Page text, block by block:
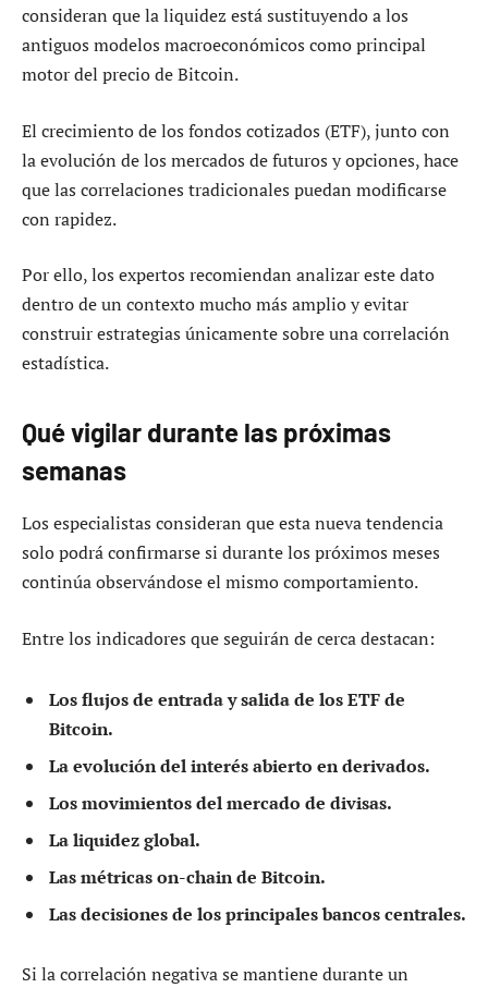
consideran que la liquidez está sustituyendo a los
antiguos modelos macroeconómicos como principal
motor del precio de Bitcoin.
El crecimiento de los fondos cotizados (ETF), junto con
la evolución de los mercados de futuros y opciones, hace
que las correlaciones tradicionales puedan modificarse
con rapidez.
Por ello, los expertos recomiendan analizar este dato
dentro de un contexto mucho más amplio y evitar
construir estrategias únicamente sobre una correlación
estadística.
Qué vigilar durante las próximas
semanas
Los especialistas consideran que esta nueva tendencia
solo podrá confirmarse si durante los próximos meses
continúa observándose el mismo comportamiento.
Entre los indicadores que seguirán de cerca destacan:
Los flujos de entrada y salida de los ETF de
Bitcoin.
La evolución del interés abierto en derivados.
Los movimientos del mercado de divisas.
La liquidez global.
Las métricas on-chain de Bitcoin.
Las decisiones de los principales bancos centrales.
Si la correlación negativa se mantiene durante un